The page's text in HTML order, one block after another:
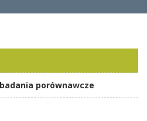
porównawcze